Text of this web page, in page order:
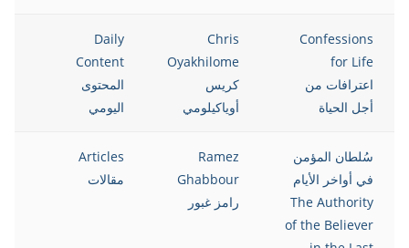
Confessions
for Life
اعترافات من
أجل الحياة
Chris
Oyakhilome
كريس
أوياكيلومي
Daily
Content
المحتوى
اليومي
سُلطان المؤمن
في أواخر الأيام
The Authority
of the Believer
Ramez
Ghabbour
رامز غبور
Articles
مقالات